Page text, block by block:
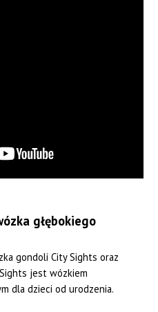
głębokiego
gondoli City Sights oraz
jest wózkiem
dla dzieci od urodzenia.